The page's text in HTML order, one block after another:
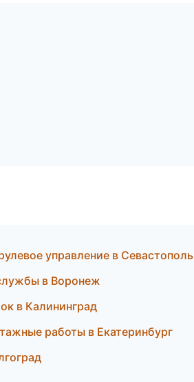
управление в Севастополь
в Воронеж
в Калининград
работы в Екатеринбург